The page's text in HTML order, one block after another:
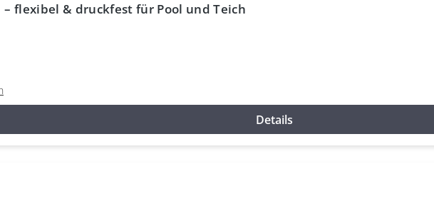
– flexibel & druckfest für Pool und Teich
Details